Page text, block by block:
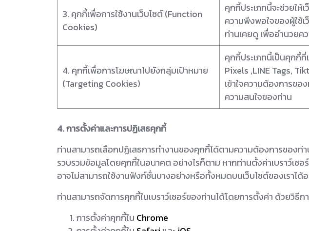
3. คุกกี้เพื่อการใช้งานเว็บไซต์ (Function
Cookies)
คุกกี้ประเภทนี้จะช่วยใ
ความพึงพอใจของผู้ใช้
ท่านเคยดู เพื่ออำนวยค
4. คุกกี้เพื่อการโฆษณาไปยังกลุ่มเป้าหมาย
(Targeting Cookies)
คุกกี้ประเภทนี้เป็นคุกกี้
Pixels ,LINE Tags,
เข้าใจความต้องการขอ
ความสนใจของท่าน
4. การตั้งค่าและการปฏิเสธคุกกี้
ท่านสามารถเลือกปฏิเสธการทำงานของคุกกี้ได้ตามความต้องการของท่
รวบรวมข้อมูลโดยคุกกี้ในอนาคต อย่างไรก็ตาม หากท่านตั้งค่าเบราว์เ
อาจไม่สามารถใช้งานฟังก์ชั่นบางอย่างหรือทั้งหมดบนเว็บไซต์ของเราไ
ท่านสามารถจัดการคุกกี้ในเบราว์เซอร์ของท่านได้โดยการตั้งค่า ด้วยวิธีก
การตั้งค่าคุกกี้ใน Chrome